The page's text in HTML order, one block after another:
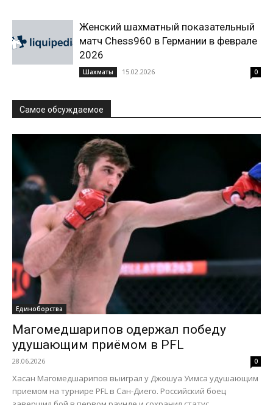
Женский шахматный показательный
матч Chess960 в Германии в феврале
2026
Шахматы 15.02.2026 0
Самое обсуждаемое
Единоборства
Магомедшарипов одержал победу
удушающим приёмом в PFL
28.06.2026 0
Хасан Магомедшарипов выиграл у Джошуа Уимса удушающим
приемом на турнире PFL в Сан-Диего. Российский боец